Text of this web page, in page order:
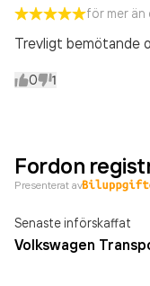
för mer än
Trevligt bemötande
0 1
Fordon
Presenterat av
Senaste införskaffat
Volkswagen